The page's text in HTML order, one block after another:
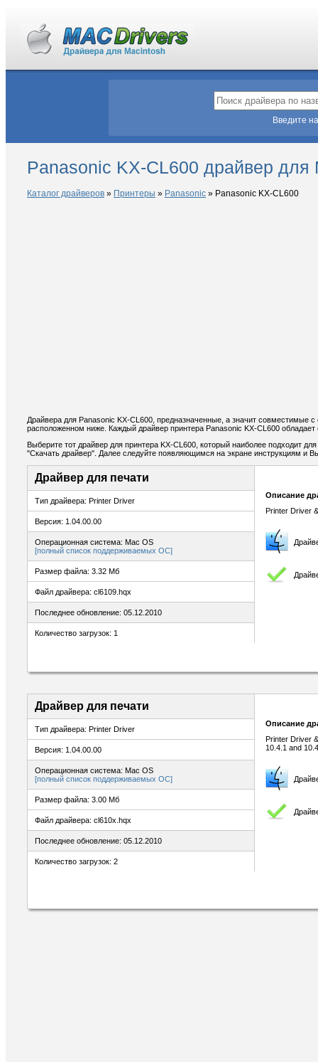
Введите
Panasonic KX-CL600 драйвер для
Каталог драйверов » Принтеры » Panasonic » Panasonic KX-CL600
Драйвера для Panasonic KX-CL600, предназначенные, а значит совместимые
расположенном ниже. Каждый драйвер принтера Panasonic KX-CL600
Выберите тот драйвер для принтера KX-CL600, который наиболее подходит
"Скачать драйвер". Далее следуйте появляющимся на экране инструкциям и
Драйвер для печати
Тип драйвера: Printer Driver
Версия: 1.04.00.00
Операционная система: Mac OS
[полный список поддерживаемых ОС]
Размер файла: 3.32 Мб
Файл драйвера: cl6109.hqx
Последнее обновление: 05.12.2010
Количество загрузок: 1
Описание
Printer Driver
Драйвер для печати
Тип драйвера: Printer Driver
Версия: 1.04.00.00
Операционная система: Mac OS
[полный список поддерживаемых ОС]
Размер файла: 3.00 Мб
Файл драйвера: cl610x.hqx
Последнее обновление: 05.12.2010
Количество загрузок: 2
Описание
Printer Driver
10.4.1 and